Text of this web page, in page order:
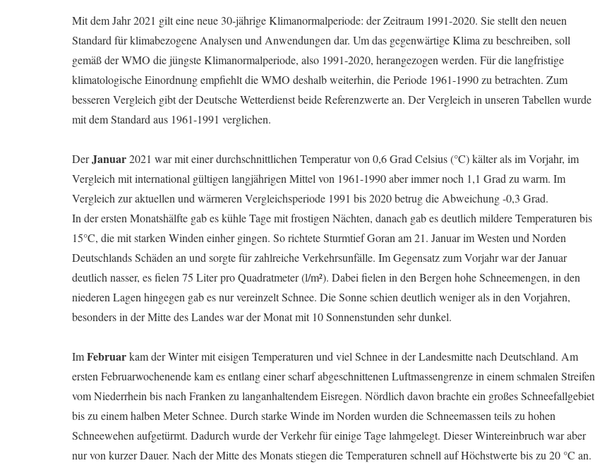
Mit dem Jahr 2021 gilt eine neue 30-jährige Klimanormalperiode: der Zeitraum 1991-2020. Sie stellt den neuen
Standard für klimabezogene Analysen und Anwendungen dar. Um das gegenwärtige Klima zu beschreiben, soll
gemäß der WMO die jüngste Klimanormalperiode, also 1991-2020, herangezogen werden. Für die langfristige
klimatologische Einordnung empfiehlt die WMO deshalb weiterhin, die Periode 1961-1990 zu betrachten. Zum
besseren Vergleich gibt der Deutsche Wetterdienst beide Referenzwerte an. Der Vergleich in unseren Tabellen wurde
mit dem Standard aus 1961-1991 verglichen.
DerJanuar2021 war mit einer durchschnittlichen Temperatur von 0,6 Grad Celsius (°C) kälter als im Vorjahr, im
Vergleich mit international gültigen langjährigen Mittel von 1961-1990 aber immer noch 1,1 Grad zu warm. Im
Vergleich zur aktuellen und wärmeren Vergleichsperiode 1991 bis 2020 betrug die Abweichung -0,3 Grad.
In der ersten Monatshälfte gab es kühle Tage mit frostigen Nächten, danach gab es deutlich mildere Temperaturen bis
15°C, die mit starken Winden einher gingen. So richtete Sturmtief Goran am 21. Januar im Westen und Norden
Deutschlands Schäden an und sorgte für zahlreiche Verkehrsunfälle. Im Gegensatz zum Vorjahr war der Januar
deutlich nasser, es fielen 75 Liter pro Quadratmeter (l/m²). Dabei fielen in den Bergen hohe Schneemengen, in den
niederen Lagen hingegen gab es nur vereinzelt Schnee. Die Sonne schien deutlich weniger als in den Vorjahren,
besonders in der Mitte des Landes war der Monat mit 10 Sonnenstunden sehr dunkel.
ImFebruarkam der Winter mit eisigen Temperaturen und viel Schnee in der Landesmitte nach Deutschland. Am
ersten Februarwochenende kam es entlang einer scharf abgeschnittenen Luftmassengrenze in einem schmalen Streifen
vom Niederrhein bis nach Franken zu langanhaltendem Eisregen. Nördlich davon brachte ein großes Schneefallgebiet
bis zu einem halben Meter Schnee. Durch starke Winde im Norden wurden die Schneemassen teils zu hohen
Schneewehen aufgetürmt. Dadurch wurde der Verkehr für einige Tage lahmgelegt. Dieser Wintereinbruch war aber
nur von kurzer Dauer. Nach der Mitte des Monats stiegen die Temperaturen schnell auf Höchstwerte bis zu 20 °C an.